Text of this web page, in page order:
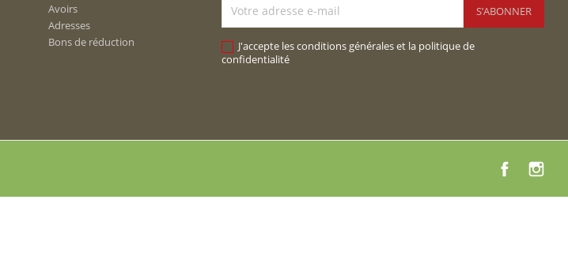
Avoirs
Adresses
Bons de réduction
J'accepte les conditions générales et la politique de
confidentialité
Facebook